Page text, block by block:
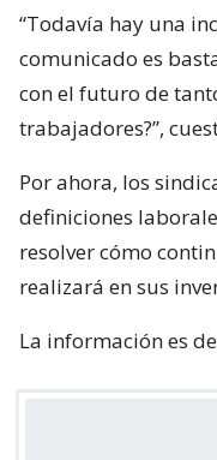
“Todavía hay una
comunicado es
con el futuro de
trabajadores?”,
Por ahora, los
definiciones
resolver cómo
realizará en sus
La información es